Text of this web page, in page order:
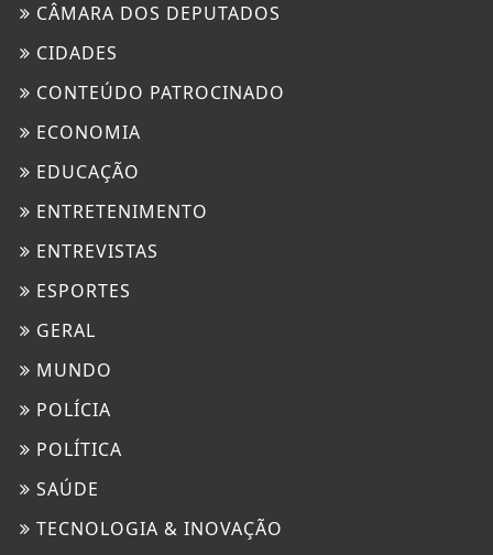
CÂMARA DOS DEPUTADOS
CIDADES
CONTEÚDO PATROCINADO
ECONOMIA
EDUCAÇÃO
ENTRETENIMENTO
ENTREVISTAS
ESPORTES
GERAL
MUNDO
POLÍCIA
POLÍTICA
SAÚDE
TECNOLOGIA & INOVAÇÃO